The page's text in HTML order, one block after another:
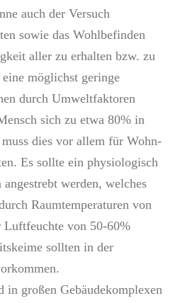
auch der Versuch
sowie das Wohlbefinden
aller zu erhalten bzw. zu
möglichst geringe
durch Umweltfaktoren
sich zu etwa 80% in
dies vor allem für Wohn-
Es sollte ein physiologisch
werden, welches
Raumtemperaturen von
Luftfeuchte von 50-60%
sollten in der
in großen Gebäudekomplexen